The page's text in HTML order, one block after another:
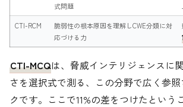
式問題
CTI-RCM
脆弱性の根本原因を理解しCWE分類に対
応づける力
CTI-MCQは、脅威インテリジェンスに
さを選択式で測る、この分野で広く参
クです。ここで11%の差をつけたという